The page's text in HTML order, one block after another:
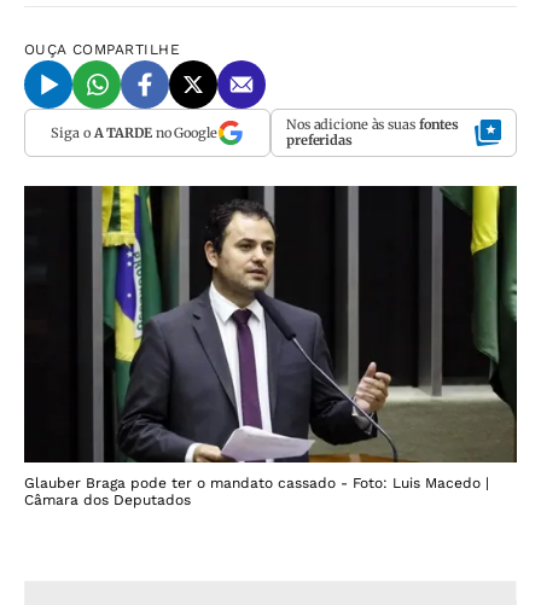
OUÇA COMPARTILHE
Siga o A TARDEno Google Nos adicione às suas fontes
preferidas
Glauber Braga pode ter o mandato cassado - Foto: Luis Macedo |
Câmara dos Deputados